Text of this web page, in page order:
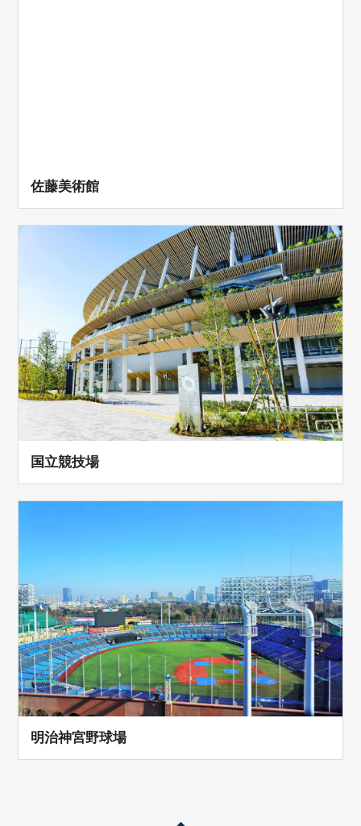
佐藤美術館
国立競技場
明治神宮野球場